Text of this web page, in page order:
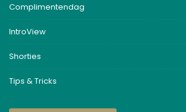
Complimentendag
IntroView
Shorties
Tips & Tricks